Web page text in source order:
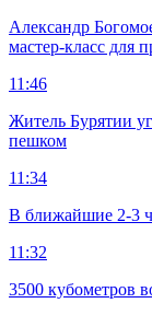
Александр
мастер-класс для
11:46
Житель Бурятии
пешком
11:34
В ближайшие 2-3
11:32
3500 кубометров